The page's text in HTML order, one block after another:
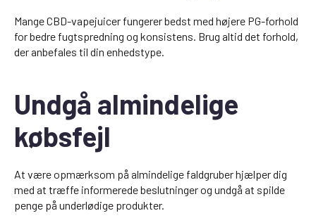
Mange CBD-vapejuicer fungerer bedst med højere PG-forhold
for bedre fugtspredning og konsistens. Brug altid det forhold,
der anbefales til din enhedstype.
Undgå almindelige
købsfejl
At være opmærksom på almindelige faldgruber hjælper dig
med at træffe informerede beslutninger og undgå at spilde
penge på underlødige produkter.